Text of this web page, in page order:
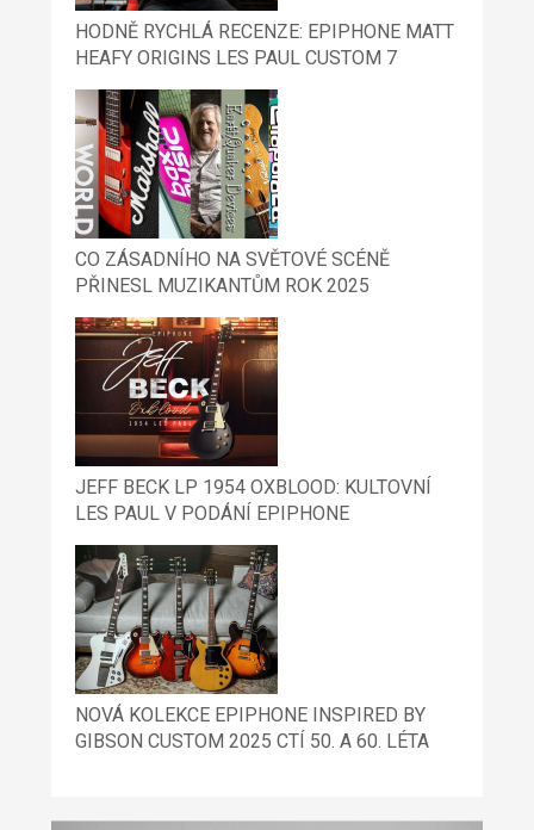
HODNĚ RYCHLÁ RECENZE: EPIPHONE MATT
HEAFY ORIGINS LES PAUL CUSTOM 7
CO ZÁSADNÍHO NA SVĚTOVÉ SCÉNĚ
PŘINESL MUZIKANTŮM ROK 2025
JEFF BECK LP 1954 OXBLOOD: KULTOVNÍ
LES PAUL V PODÁNÍ EPIPHONE
NOVÁ KOLEKCE EPIPHONE INSPIRED BY
GIBSON CUSTOM 2025 CTÍ 50. A 60. LÉTA